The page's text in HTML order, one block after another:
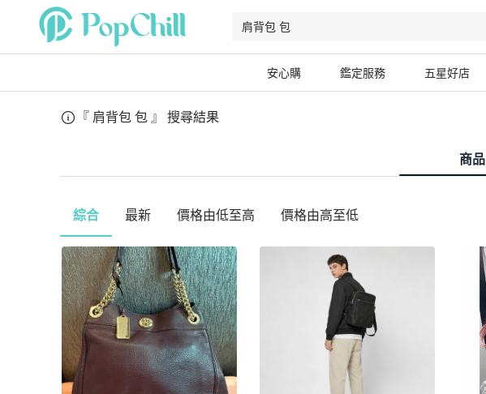
安心購 鑑定服務 五星好店
『 肩背包 包 』 搜尋結果
商品
綜合 最新 價格由低至高 價格由高至低